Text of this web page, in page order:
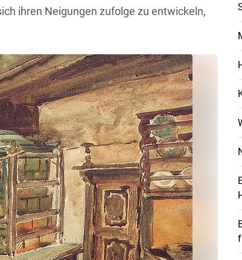
ihren Neigungen zufolge zu entwickeln,